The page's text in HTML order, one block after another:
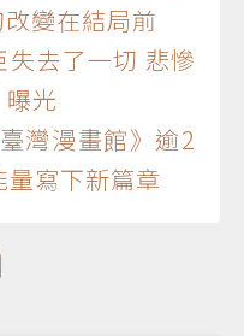
變在結局前
去了一切 悲慘
光
灣漫畫館》逾2
寫下新篇章